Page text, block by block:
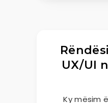
UX/UI
Ky mësim